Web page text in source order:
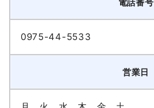
電話番号
0975-44-5533
営業日